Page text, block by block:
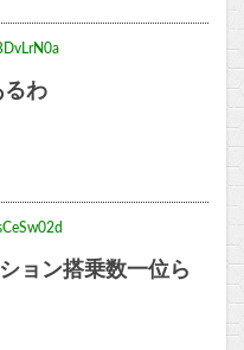
るわ
ョン搭乗数一位ら